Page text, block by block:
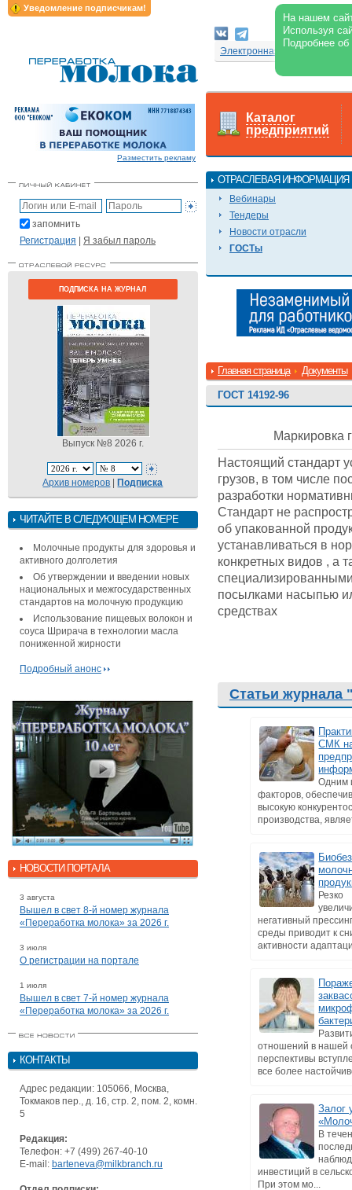
Уведомление подписчикам!
На нашем
Используя
Подробнее
Электронная версия
Разместить рекламу
запомнить
Регистрация | Я забыл пароль
ПОДПИСКА НА ЖУРНАЛ
Выпуск №8 2026 г.
Архив номеров |Подписка
ЧИТАЙТЕ В СЛЕДУЮЩЕМ НОМЕРЕ
Молочные продукты для здоровья и
активного долголетия
Об утверждении и введении новых
национальных и межгосударственных
стандартов на молочную продукцию
Использование пищевых волокон и
соуса Шрирача в технологии масла
пониженной жирности
Подробный анонс
НОВОСТИ ПОРТАЛА
3 августа
Вышел в свет 8-й номер журнала
«Переработка молока» за 2026 г.
3 июля
О регистрации на портале
1 июля
Вышел в свет 7-й номер журнала
«Переработка молока» за 2026 г.
КОНТАКТЫ
Адрес редакции: 105066, Москва,
Токмаков пер., д. 16, стр. 2, пом. 2, комн.
5
Редакция:
Телефон: +7 (499) 267-40-10
E-mail: barteneva@milkbranch.ru
Каталог
предприятий
ОТРАСЛЕВАЯ ИНФОРМАЦИЯ
Вебинары
Тендеры
Новости отрасли
ГОСТы
Главная страница Документы
ГОСТ 14192-96
Маркировка
Настоящий стандарт
грузов, в том числе
разработки
Стандарт не
об упакованной
устанавливаться в
конкретных видов , а
посылками насыпью
средствах
Статьи журнала
СМК
Одним
факторов,
высокую
производства,
Резко
негативный
среды приводит к
активности
отношений в нашей
перспективы
все более
Залог
В
инвестиций в
При этом мо...